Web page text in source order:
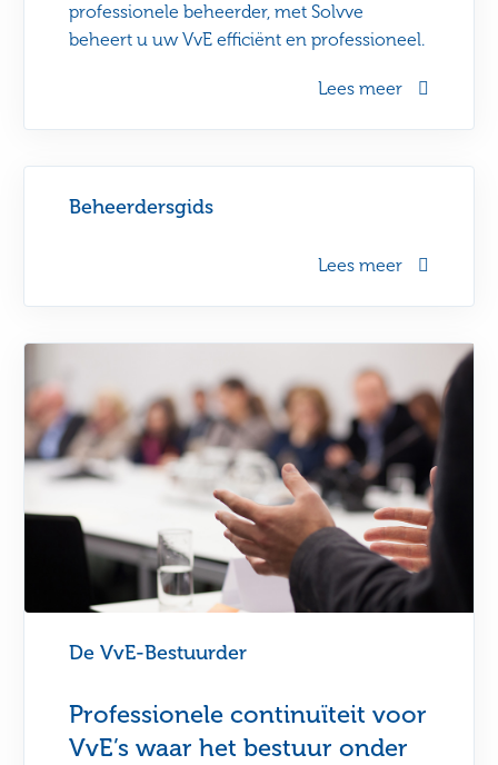
De VvE-Bestuurder
Professionele continuïteit voor
VvE’s waar het bestuur onder
Beheerdersgids
Lees meer
professionele beheerder, met Solvve
beheert u uw VvE efficiënt en professioneel.
Lees meer